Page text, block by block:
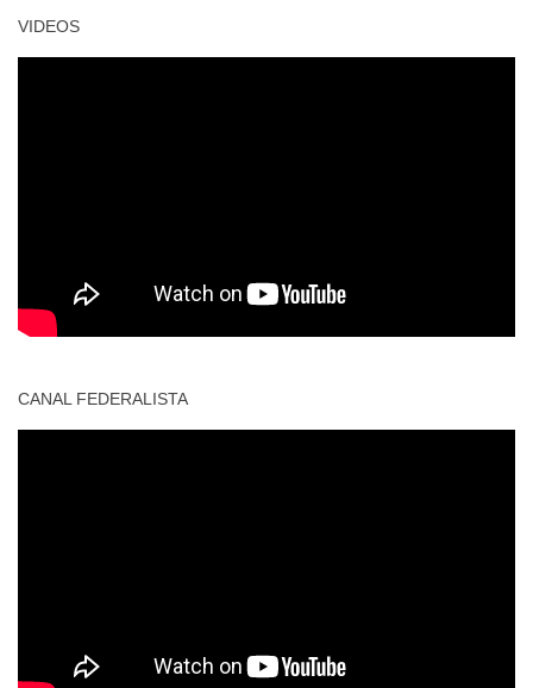
VIDEOS
CANAL FEDERALISTA